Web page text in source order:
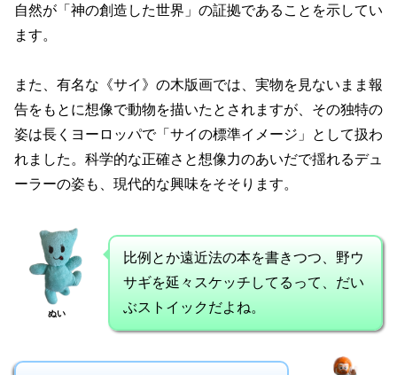
自然が「神の創造した世界」の証拠であることを示してい
ます。
また、有名な《サイ》の木版画では、実物を見ないまま報
告をもとに想像で動物を描いたとされますが、その独特の
姿は長くヨーロッパで「サイの標準イメージ」として扱わ
れました。科学的な正確さと想像力のあいだで揺れるデュ
ーラーの姿も、現代的な興味をそそります。
ぬい
比例とか遠近法の本を書きつつ、野ウ
サギを延々スケッチしてるって、だい
ぶストイックだよね。